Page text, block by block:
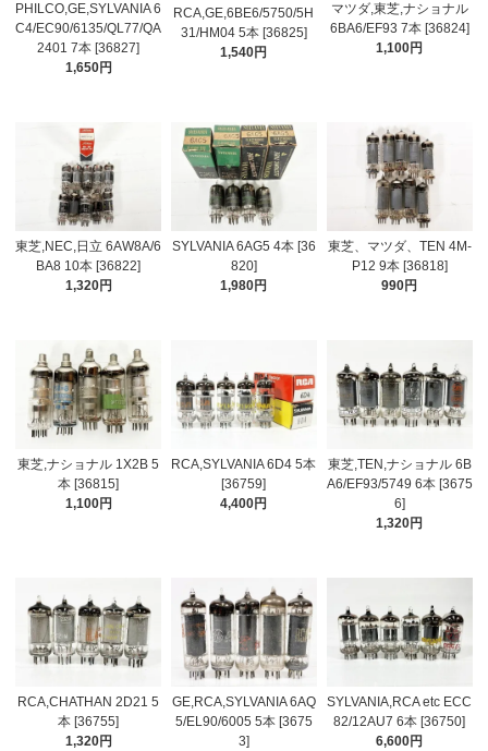
PHILCO,GE,SYLVANIA 6
C4/EC90/6135/QL77/QA
2401 7本 [36827]
1,650円
RCA,GE,6BE6/5750/5H
31/HM04 5本 [36825]
1,540円
マツダ,東芝,ナショナル
6BA6/EF93 7本 [36824]
1,100円
東芝,NEC,日立 6AW8A/6
BA8 10本 [36822]
1,320円
SYLVANIA 6AG5 4本 [36
820]
1,980円
東芝、マツダ、TEN 4M-
P12 9本 [36818]
990円
東芝,ナショナル 1X2B 5
本 [36815]
1,100円
RCA,SYLVANIA 6D4 5本
[36759]
4,400円
東芝,TEN,ナショナル 6B
A6/EF93/5749 6本 [3675
6]
1,320円
RCA,CHATHAN 2D21 5
本 [36755]
1,320円
GE,RCA,SYLVANIA 6AQ
5/EL90/6005 5本 [3675
3]
SYLVANIA,RCA etc ECC
82/12AU7 6本 [36750]
6,600円